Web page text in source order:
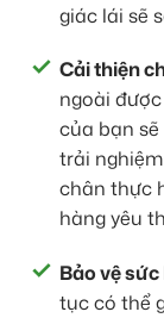
giác lái sẽ
Cải thiện
ngoài
của bạn
trải
chân thực
hàng yêu
Bảo vệ
tục có thể